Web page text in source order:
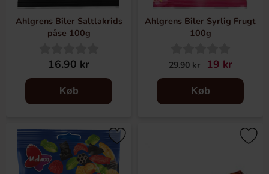
Ahlgrens Biler Saltlakrids
påse 100g
16.90 kr
Køb
Ahlgrens Biler Syrlig Frugt
100g
29.90 kr 19 kr
Køb